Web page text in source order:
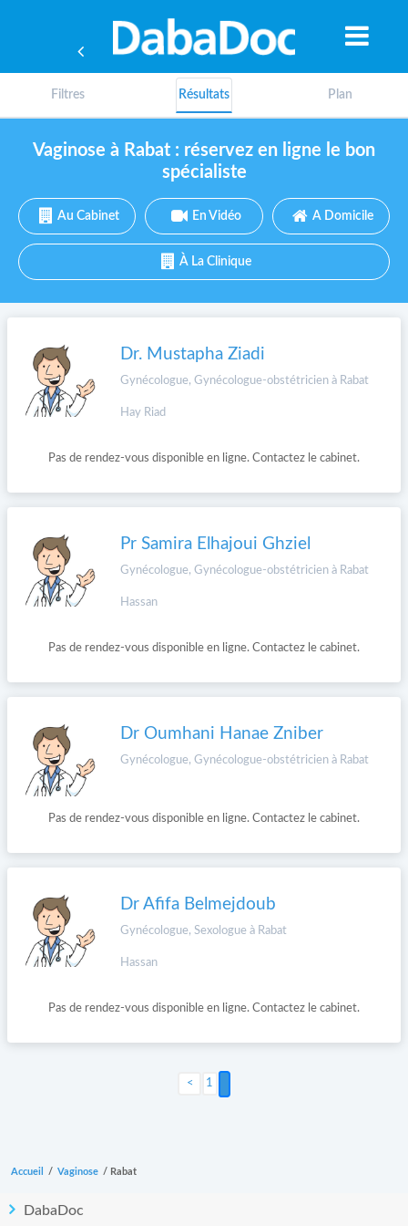
Filtres Résultats Plan
Vaginose à Rabat : réservez en ligne le bon
spécialiste
Au Cabinet En Vidéo A Domicile
À La Clinique
Dr. Mustapha Ziadi
Gynécologue, Gynécologue-obstétricien à Rabat
Hay Riad
Pas de rendez-vous disponible en ligne. Contactez le cabinet.
Pr Samira Elhajoui Ghziel
Gynécologue, Gynécologue-obstétricien à Rabat
Hassan
Pas de rendez-vous disponible en ligne. Contactez le cabinet.
Dr Oumhani Hanae Zniber
Gynécologue, Gynécologue-obstétricien à Rabat
Pas de rendez-vous disponible en ligne. Contactez le cabinet.
Dr Afifa Belmejdoub
Gynécologue, Sexologue à Rabat
Hassan
Pas de rendez-vous disponible en ligne. Contactez le cabinet.
1
Accueil / Vaginose / Rabat
DabaDoc